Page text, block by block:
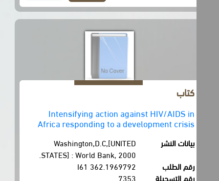
Intensifying action against HIV/AIDS in
Africa responding to a development crisis
بيانات النشر
Washington,D.C,[UNITED
STATES] : World Bank, 2000.
رقم الطلب
362.1969792 I61
رقم التسجيلة
7353